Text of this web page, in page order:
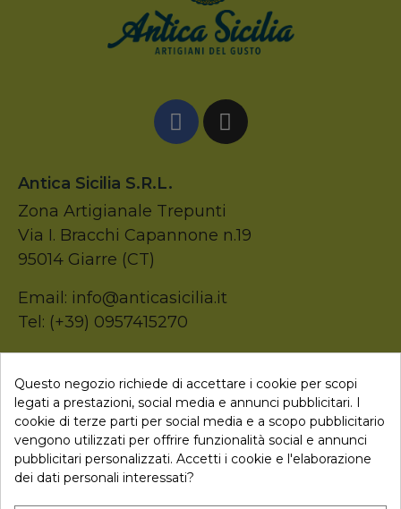
Antica Sicilia S.r.l.
Zona Artigianale Trepunti
Via I. Bracchi Capannone n.19
95014 Giarre (CT)
Email: info@anticasicilia.it
Tel: (+39) 0957415270
Collegamenti 
Newsletter
Questo negozio richiede di accettare i cookie per scopi
legati a prestazioni, social media e annunci pubblicitari. I
cookie di terze parti per social media e a scopo pubblicitario
vengono utilizzati per offrire funzionalità social e annunci
pubblicitari personalizzati. Accetti i cookie e l'elaborazione
dei dati personali interessati?